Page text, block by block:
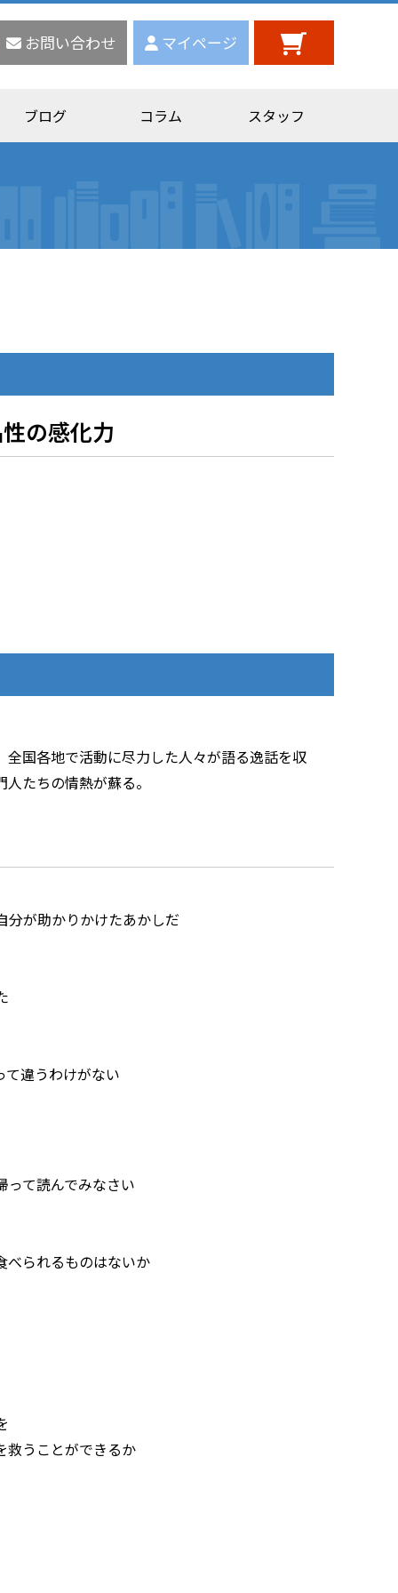
お問い合わせ マイページ
ブログ コラム スタッフ
の感化力
国各地で活動に尽力した人々が語る逸話を収
たちの情熱が蘇る。
が助かりかけたあかしだ
違うわけがない
て読んでみなさい
べられるものはないか
救うことができるか